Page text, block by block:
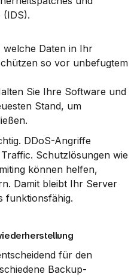
(IDS).
welche Daten in Ihr
so vor unbefugtem
Sie Ihre Software und
Stand, um
DDoS-Angriffe
Schutzlösungen wie
können helfen,
Damit bleibt Ihr Server
funktionsfähig.
für den
Backup-